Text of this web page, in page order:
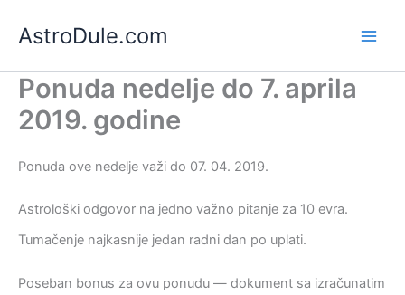
AstroDule.com
Ponuda nedelje do 7. aprila
2019. godine
Ponuda ove nedelje važi do 07. 04. 2019.
Astrološki odgovor na jedno važno pitanje za 10 evra.
Tumačenje najkasnije jedan radni dan po uplati.
Poseban bonus za ovu ponudu — dokument sa izračunatim